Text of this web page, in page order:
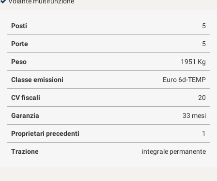
Posti 5
Porte 5
Peso 1951 Kg
Classe emissioni Euro 6d-TEMP
CV fiscali 20
Garanzia 33 mesi
Proprietari precedenti 1
Trazione integrale permanente